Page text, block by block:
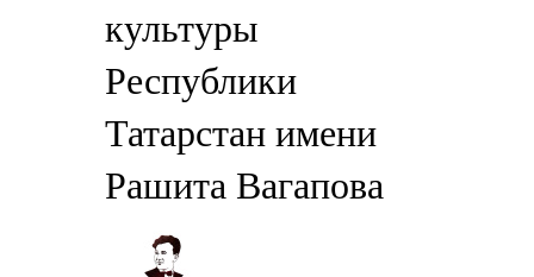
культуры
Республики
Татарстан имени
Рашита Вагапова